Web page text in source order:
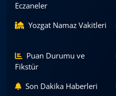
Eczaneler
Yozgat Namaz Vakitleri
Puan Durumu ve
Fikstür
Son Dakika Haberleri